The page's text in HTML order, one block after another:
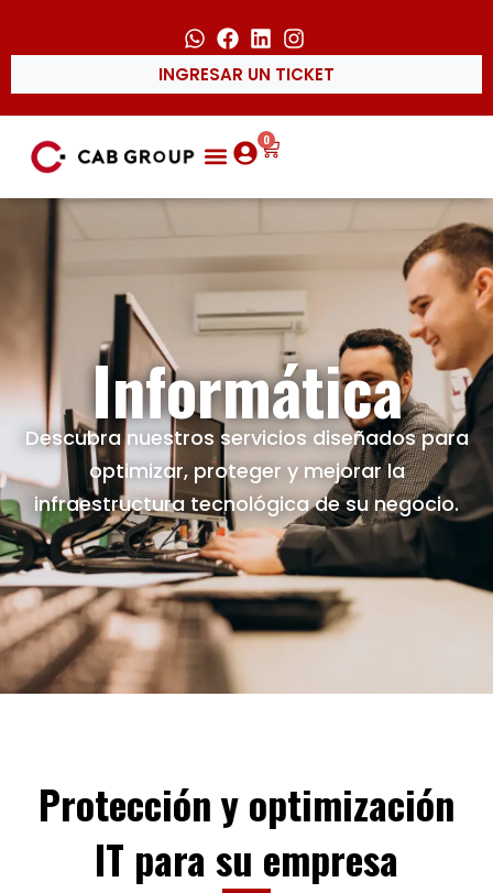
INGRESAR UN TICKET
0
Informática
Descubra nuestros servicios diseñados para
optimizar, proteger y mejorar la
infraestructura tecnológica de su negocio.
Protección y optimización
IT para su empresa